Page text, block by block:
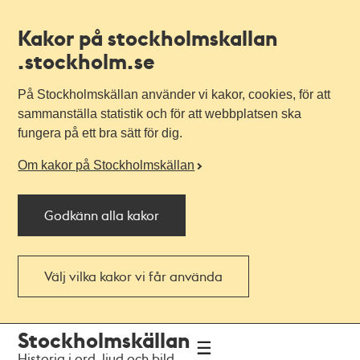
Kakor på stockholmskallan
.stockholm.se
På Stockholmskällan använder vi kakor, cookies, för att
sammanställa statistik och för att webbplatsen ska
fungera på ett bra sätt för dig.
Om kakor på Stockholmskällan
Godkänn alla kakor
Välj vilka kakor vi får använda
navigationen
huvudinnehållet
Stockholmskällan